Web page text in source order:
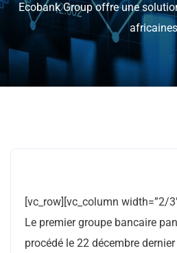
Ecobank Group offre une
africaines
[vc_row][vc_column width=”2/
Le premier groupe bancaire
procédé le 22 décembre